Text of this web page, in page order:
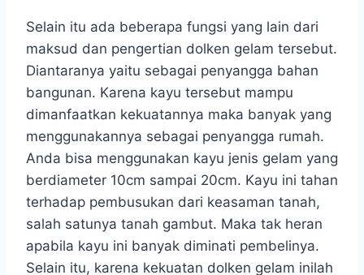
Selain itu ada beberapa fungsi yang lain dari
maksud dan pengertian dolken gelam tersebut.
Diantaranya yaitu sebagai penyangga bahan
bangunan. Karena kayu tersebut mampu
dimanfaatkan kekuatannya maka banyak yang
menggunakannya sebagai penyangga rumah.
Anda bisa menggunakan kayu jenis gelam yang
berdiameter 10cm sampai 20cm. Kayu ini tahan
terhadap pembusukan dari keasaman tanah,
salah satunya tanah gambut. Maka tak heran
apabila kayu ini banyak diminati pembelinya.
Selain itu, karena kekuatan dolken gelam inilah